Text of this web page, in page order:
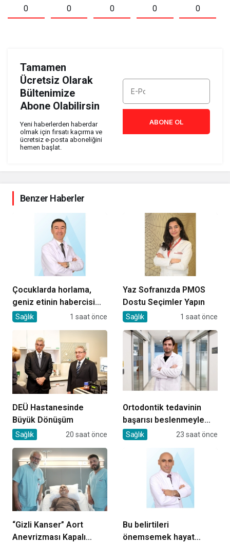
0 0 0 0 0
Tamamen
Ücretsiz Olarak
Bültenimize
Abone Olabilirsin
Yeni haberlerden haberdar
olmak için fırsatı kaçırma ve
ücretsiz e-posta aboneliğini
hemen başlat.
ABONE OL
Benzer Haberler
Çocuklarda horlama,
geniz etinin habercisi
olabilir!
Sağlık 1 saat önce
Yaz Sofranızda PMOS
Dostu Seçimler Yapın
Sağlık 1 saat önce
DEÜ Hastanesinde
Büyük Dönüşüm
Sağlık 20 saat önce
Ortodontik tedavinin
başarısı beslenmeyle
başlar!
Sağlık 23 saat önce
“Gizli Kanser” Aort
Anevrizması Kapalı
Bu belirtileri
önemsemek hayat